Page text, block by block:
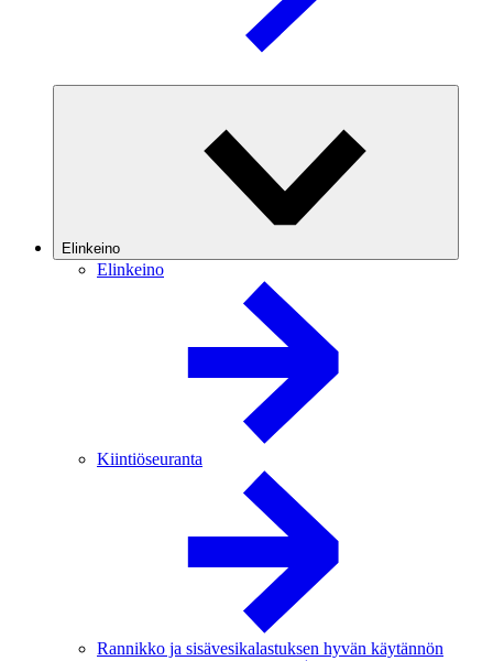
Elinkeino
Elinkeino
Kiintiöseuranta
Rannikko ja sisävesikalastuksen hyvän käytännön